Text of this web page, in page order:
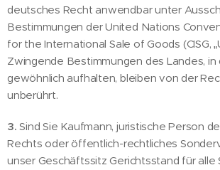
deutsches Recht anwendbar unter
Bestimmungen der United Nations
for the International Sale of Goods (CISG,
Zwingende Bestimmungen des Landes, in
gewöhnlich aufhalten, bleiben von der
unberührt.
3. Sind Sie Kaufmann, juristische Person
Rechts oder öffentlich-rechtliches
unser Geschäftssitz Gerichtsstand für alle